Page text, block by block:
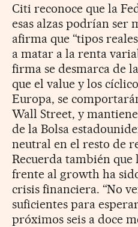
Citi reconoce que la
esas alzas podrían ser
afirma que “tipos
a matar a la renta
firma se desmarca de
que el value y los
Europa, se
Wall Street, y
de la Bolsa
neutral en el resto de
Recuerda también que
frente al growth ha
crisis financiera. “No
suficientes para
próximos seis a doce